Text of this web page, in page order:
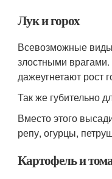
Лук и горох
Всевозможные виды
злостными
дажеугнетают рост
Так же губительно
Вместо этого
репу, огурцы,
Картофель и